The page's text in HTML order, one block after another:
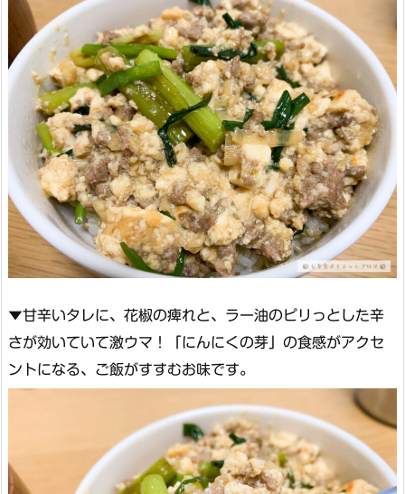
▼甘辛いタレに、花椒の痺れと、ラー油のピリっとした辛
さが効いていて激ウマ！「にんにくの芽」の食感がアクセ
ントになる、ご飯がすすむお味です。